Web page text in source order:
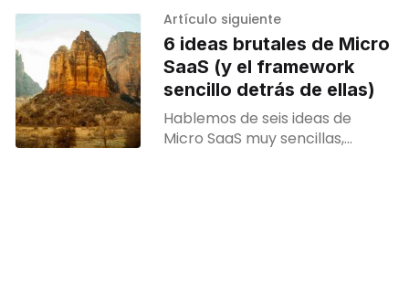
Artículo siguiente
6 ideas brutales de Micro
SaaS (y el framework
sencillo detrás de ellas)
Hablemos de seis ideas de
Micro SaaS muy sencillas,